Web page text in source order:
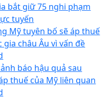
bắt giữ 75 nghi phạm
tuyến
Mỹ tuyên bố sẽ áp thuế
gia châu Âu vì vấn đề
báo hậu quả sau
thuế của Mỹ liên quan